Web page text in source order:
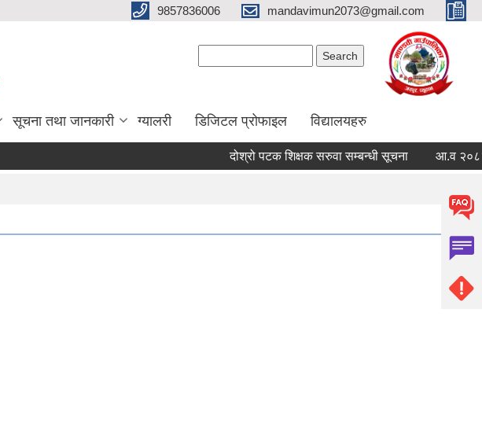
9857836006 mandavimun2073@gmail.com
सूचना तथा जानकारी ग्यालरी डिजिटल प्रोफाइल विद्यालयहरु
दोश्रो पटक शिक्षक सरुवा सम्बन्धी सूचना आ.व २०८३/०८४